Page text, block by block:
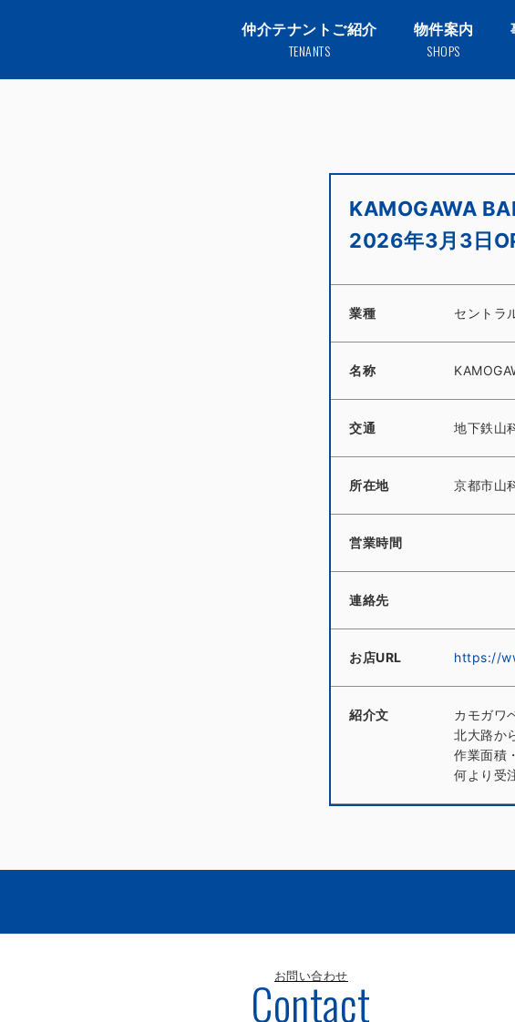
仲介テナントご紹介
TENANTS
物件案内
SHOPS
KAMOGAWA
2026年3月3日
業種 セントラ
名称
交通 地下鉄山
所在地 京都市山
営業時間
連絡先
お店URL https://
紹介文
カモガワ
北大路か
作業面積
何より受
お問い合わせ
Contact